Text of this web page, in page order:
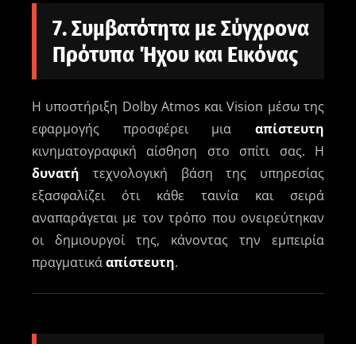
7. Συμβατότητα με Σύγχρονα
Πρότυπα Ήχου και Εικόνας
Η υποστήριξη Dolby Atmos και Vision μέσω της
εφαρμογής προσφέρει μια απίστευτη
κινηματογραφική αίσθηση στο σπίτι σας. Η
δυνατή τεχνολογική βάση της υπηρεσίας
εξασφαλίζει ότι κάθε ταινία και σειρά
αναπαράγεται με τον τρόπο που ονειρεύτηκαν
οι δημιουργοί της, κάνοντας την εμπειρία
πραγματικάαπίστευτη.